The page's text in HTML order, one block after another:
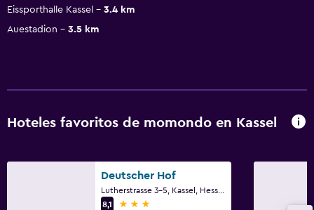
Eissporthalle Kassel
3.4 km
Auestadion
3.5 km
Hoteles favoritos de momondo en Kassel
Deutscher Hof
8,1
3 estrellas